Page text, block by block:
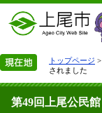
トップページ >
されました
第49回上尾公民